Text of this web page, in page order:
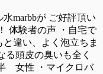
marbbが ご好評頂い
体験者の声 ・自宅で
違い、よく泡立ちま
る頭皮の臭いも全く
女性 ・マイクロバ